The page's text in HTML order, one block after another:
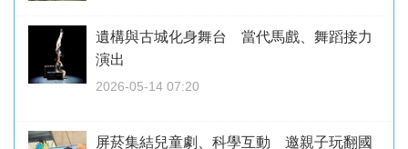
遺構與古城化身舞台 當代馬戲、舞蹈接力
演出
2026-05-14 07:20
屏菸集結兒童劇、科學互動 邀親子玩翻國